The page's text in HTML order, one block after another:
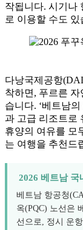
작됩니다. 시기나
로 이용할 수도 있
다낭국제공항
착하면, 푸르른
습니다. ‘베트남
과 고급 리조트로
휴양의 여유를 모
는 여행을 추천드
2026 베트남 국
베트남 항공청
옥(PQC) 노선은
선으로, 정시 운